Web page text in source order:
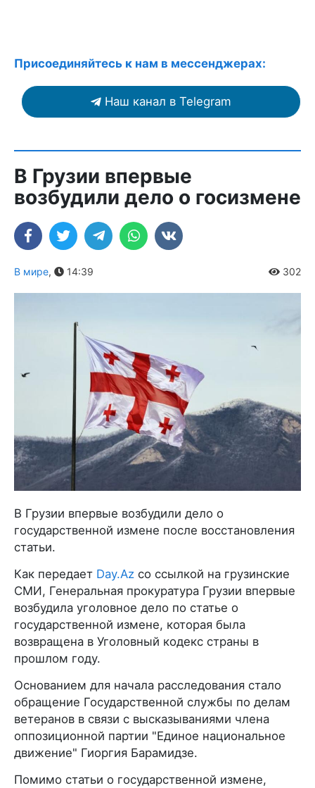
Присоединяйтесь к нам в мессенджерах:
Наш канал в Telegram
В Грузии впервые
возбудили дело о госизмене
В мире, 14:39 302
В Грузии впервые возбудили дело о
государственной измене после восстановления
статьи.
Как передает Day.Az со ссылкой на грузинские
СМИ, Генеральная прокуратура Грузии впервые
возбудила уголовное дело по статье о
государственной измене, которая была
возвращена в Уголовный кодекс страны в
прошлом году.
Основанием для начала расследования стало
обращение Государственной службы по делам
ветеранов в связи с высказываниями члена
оппозиционной партии "Единое национальное
движение" Гиоргия Барамидзе.
Помимо статьи о государственной измене,